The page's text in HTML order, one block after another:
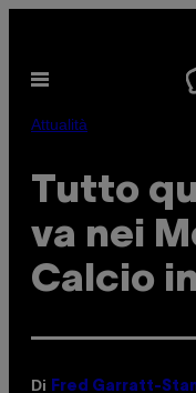
contenuto
Apri
Attualità
Tutto
va nei
Calcio
Di Fred Garratt-